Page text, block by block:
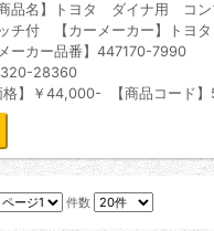
商品名】トヨタ ダイナ用 コン
チ付 【カーメーカー】トヨタ
メーカー品番】447170-7990 【
28360
格】￥44,000- 【商品コード】
件数